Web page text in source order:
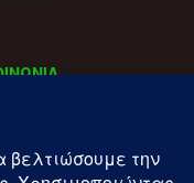
Συγγρού 196.